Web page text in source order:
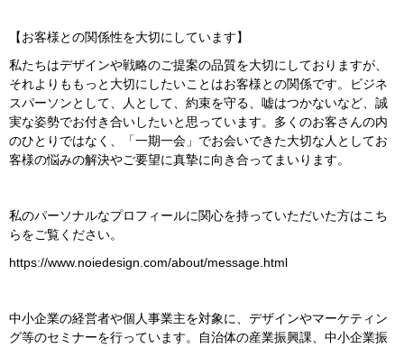
【お客様との関係性を大切にしています】
私たちはデザインや戦略のご提案の品質を大切にしておりますが、
それよりももっと大切にしたいことはお客様との関係です。ビジネ
スパーソンとして、人として、約束を守る、嘘はつかないなど、誠
実な姿勢でお付き合いしたいと思っています。多くのお客さんの内
のひとりではなく、「一期一会」でお会いできた大切な人としてお
客様の悩みの解決やご要望に真摯に向き合ってまいります。
私のパーソナルなプロフィールに関心を持っていただいた方はこち
らをご覧ください。
https://www.noiedesign.com/about/message.html
中小企業の経営者や個人事業主を対象に、デザインやマーケティン
グ等のセミナーを行っています。自治体の産業振興課、中小企業振